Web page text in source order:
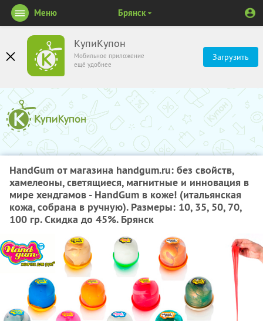
КупиКупон
Мобильное приложение
ещё удобнее
Загрузить
Меню Брянск
HandGum от магазина handgum.ru: без свойств,
хамелеоны, светящиеся, магнитные и инновация в
мире хендгамов - HandGum в коже! (итальянская
кожа, собрана в ручную). Размеры: 10, 35, 50, 70,
100 гр. Скидка до 45%. Брянск